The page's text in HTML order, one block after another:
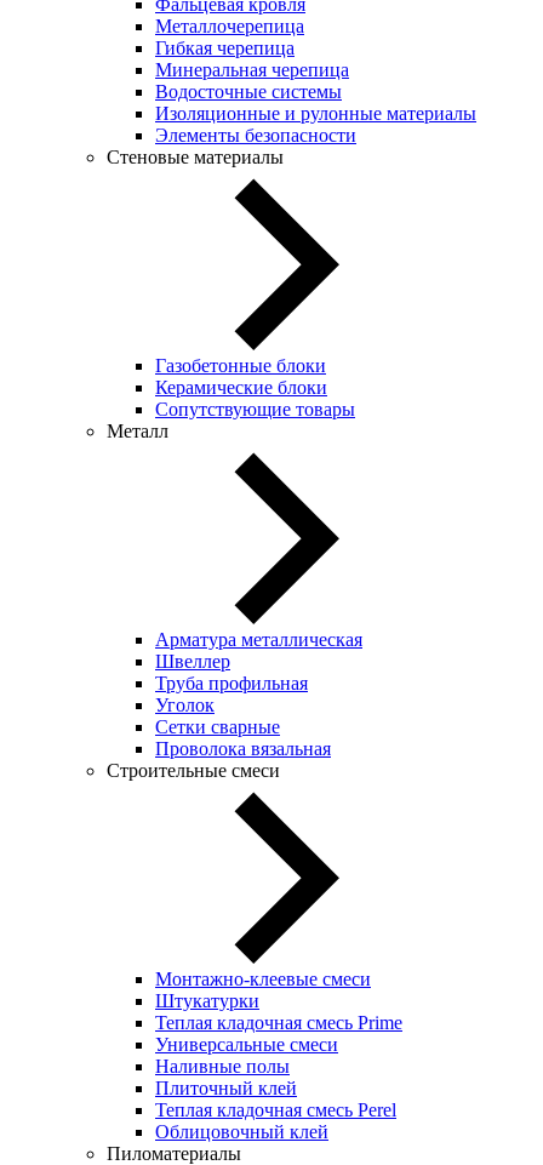
Металлочерепица
Гибкая черепица
Минеральная черепица
Водосточные системы
Изоляционные и рулонные материалы
Элементы безопасности
Стеновые материалы
Газобетонные блоки
Керамические блоки
Сопутствующие товары
Металл
Арматура металлическая
Швеллер
Труба профильная
Уголок
Сетки сварные
Проволока вязальная
Строительные смеси
Монтажно-клеевые смеси
Штукатурки
Теплая кладочная смесь Prime
Универсальные смеси
Наливные полы
Плиточный клей
Теплая кладочная смесь Perel
Облицовочный клей
Пиломатериалы